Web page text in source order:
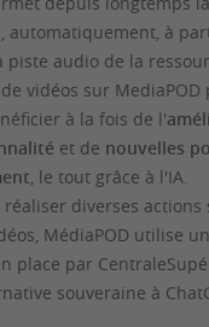
automatiquement, à
piste audio de la
vidéos sur MediaPOD
à la fois de l'
et de nouvelles
, le tout grâce à l'IA.
diverses actions
MédiaPOD utilise
place par
souveraine à